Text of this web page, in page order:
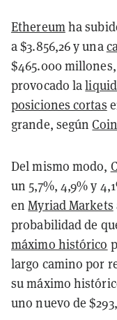
Ethereumha
a $3.856,26 y una
$465.000
provocado la
posiciones cortas
grande, según
Del mismo modo,
un 5,7%, 4,9% y
enMyriad Markets
probabilidad de
máximo histórico
largo camino por
su máximo
uno nuevo de